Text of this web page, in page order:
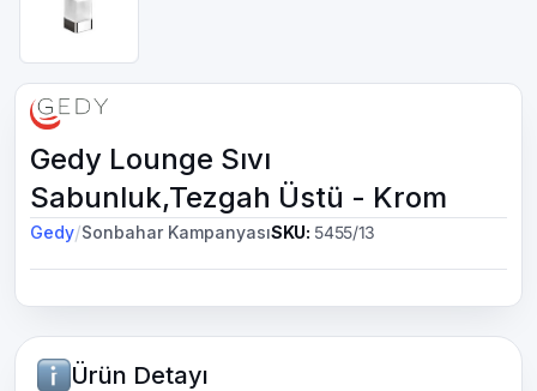
Gedy Lounge Sıvı
Sabunluk,Tezgah Üstü - Krom
Gedy/Sonbahar KampanyasıSKU: 5455/13
Ürün Detayı